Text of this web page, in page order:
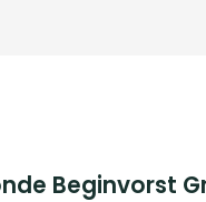
Beginvorst